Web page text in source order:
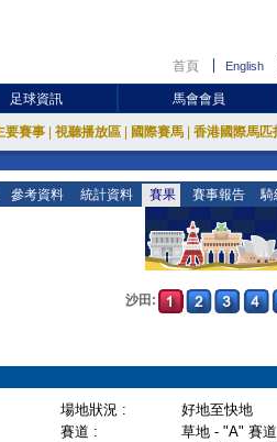
首頁 English
足球資訊 馬會會員
要賽事 視聽播放區 國際賽馬 香港國際馬匹
參考資料 統計資料 賽果 賽事報告 騎
沙田:
場地狀況 :
好地至快地
賽道 :
草地 - "A" 賽道